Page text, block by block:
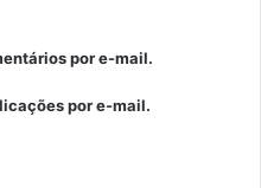
por e-mail.
por e-mail.